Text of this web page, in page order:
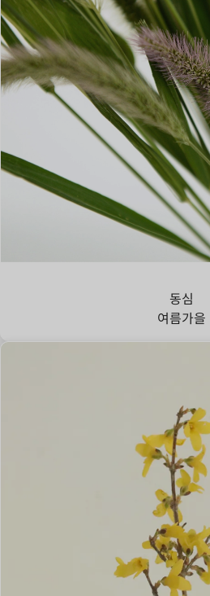
동심
여름가을